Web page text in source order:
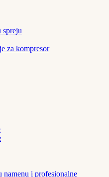
spreju
za kompresor
namenu i profesionalne